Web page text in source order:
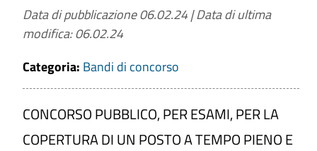
Data di pubblicazione 06.02.24|Data di ultima
modifica: 06.02.24
Categoria: Bandi di concorso
CONCORSO PUBBLICO, PER ESAMI, PER LA
COPERTURA DI UN POSTO A TEMPO PIENO E